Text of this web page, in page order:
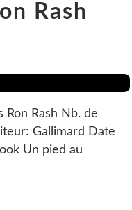
Rash
Ron Rash Nb. de
Gallimard Date
Un pied au